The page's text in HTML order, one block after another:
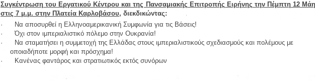
Συγκέντρωση του Εργατικού Κέντρου και της Πανσαμιακής Επιτροπής Ειρήνης την Πέμπτη 12 Μάη
στις 7 μ.μ. στην Πλατεία Καρλοβάσου, διεκδικώντας:
·
Να αποσυρθεί η Ελληνοαμερικανική Συμφωνία για τις Βάσεις!
·
Όχι στον ιμπεριαλιστικό πόλεμο στην Ουκρανία!
·
Να σταματήσει η συμμετοχή της Ελλάδας στους ιμπεριαλιστικούς σχεδιασμούς και πολέμους με
οποιαδήποτε μορφή και πρόσχημα!
·
Κανένας φαντάρος και στρατιωτικός εκτός συνόρων